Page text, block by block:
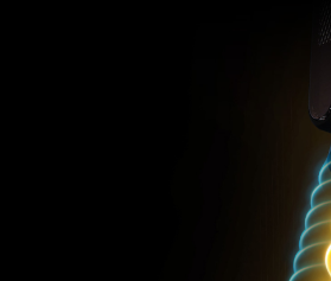
maintenance, bluetooth
3 režima vožnje (Eco,